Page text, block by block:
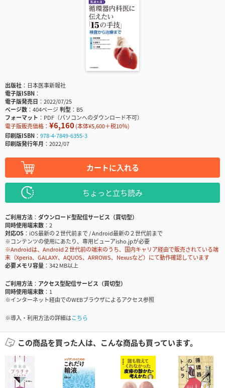
出版社
日本医事新報社
電子版ISBN
電子版発売日
2022/07/25
ページ数
404ページ判型
B5
フォーマット
PDF（パソコンへのダウンロード不可）
電子版販売価格： ¥6,160(本体¥5,600＋税10％)
印刷版ISBN
978-4-7849-6355-3
印刷版発行年月
2022/07
カートに入れる
ちょっと立ち読み
ご利用方法
ダウンロード型配信サービス（買切型）
同時使用端末数
2
対応OS
iOS最新の２世代前まで / Android最新の２世代前まで
※コンテンツの使用にあたり、専用ビューアisho.jpが必要
※Androidは、Android２世代前の端末のうち、国内キャリア経由で販売されている端
末（Xperia、GALAXY、AQUOS、ARROWS、Nexusなど）にて動作確認しています
必要メモリ容量
342 MB以上
ご利用方法
アクセス型配信サービス（買切型）
同時使用端末数
1
※インターネット経由でのWEBブラウザによるアクセス参照
※導入・利用方法の詳細はこちら
この商品を買った人は、こんな商品も買っています。